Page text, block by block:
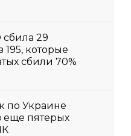
29
195, которые
сбили 70%
по Украине
еще пятерых